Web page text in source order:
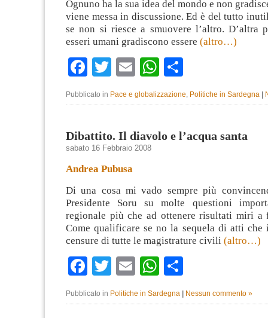
Ognuno ha la sua idea del mondo e non
viene messa in discussione. Ed è del tutto
se non si riesce a smuovere l’altro. D’altra
esseri umani gradiscono essere (altro…)
Facebook
Twitter
EmailWhatsApp
Pubblicato in Pace e globalizzazione Politiche in Sardegna |
Dibattito. Il diavolo e l’acqua santa
sabato 16 Febbraio 2008
Andrea Pubusa
Di una cosa mi vado sempre più
Presidente Soru su molte questioni
regionale più che ad ottenere risultati miri a
Come qualificare se no la sequela di atti che
censure di tutte le magistrature civili (altro…)
Facebook
TwitterEmailWhatsApp
Pubblicato in Politiche in Sardegna Nessun commento »